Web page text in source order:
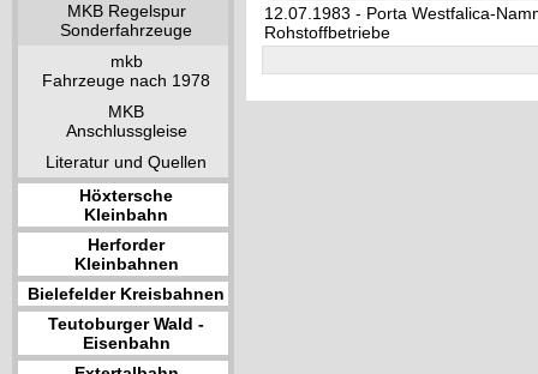
MKB Regelspur
Sonderfahrzeuge
mkb
Fahrzeuge nach 1978
MKB
Anschlussgleise
Literatur und Quellen
Höxtersche
Kleinbahn
Herforder
Kleinbahnen
Bielefelder Kreisbahnen
Teutoburger Wald -
Eisenbahn
12.07.1983 - Porta Westfalica-
Rohstoffbetriebe